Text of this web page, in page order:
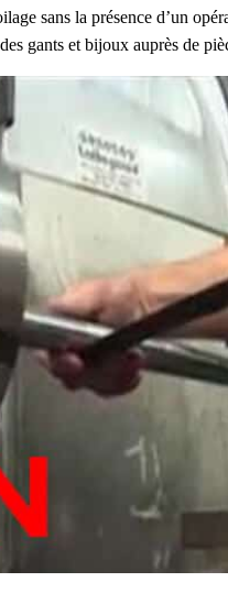
sans la présence d’un
gants et bijoux auprès de